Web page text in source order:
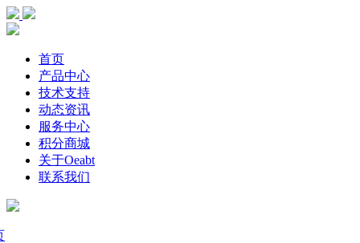
首页
产品中心
技术支持
动态资讯
服务中心
积分商城
关于Oeabt
联系我们